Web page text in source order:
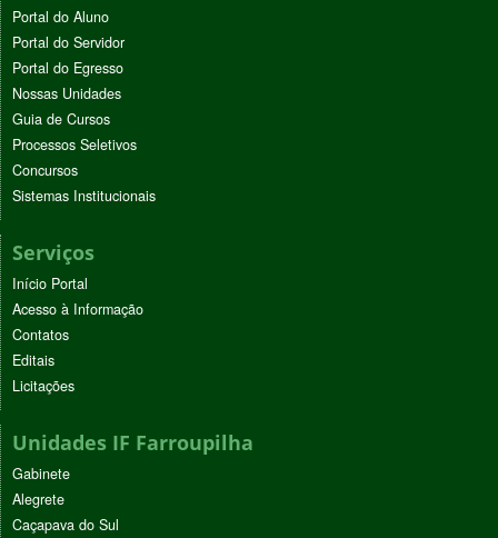
Portal do Aluno
Portal do Servidor
Portal do Egresso
Nossas Unidades
Guia de Cursos
Processos Seletivos
Concursos
Sistemas Institucionais
Serviços
Início Portal
Acesso à Informação
Contatos
Editais
Licitações
Unidades IF Farroupilha
Gabinete
Alegrete
Caçapava do Sul